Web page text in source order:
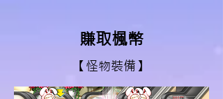
賺取楓幣
【怪物裝備】